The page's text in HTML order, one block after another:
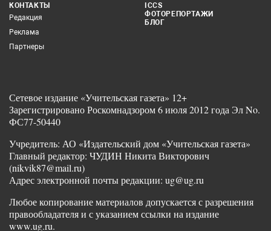
КОНТАКТЫ
Редакция
Реклама
Партнеры
ICCS
ФОТОРЕПОРТАЖИ
БЛОГ
Сетевое издание «Учительская газета» 12+
Зарегистрировано Роскомнадзором 6 июля 2012 года Эл No.
ФС77-50440
Учредитель: АО «Издательский дом «Учительская газета»
Главный редактор: ЧУДИН Никита Викторович
(nikvik87@mail.ru)
Адрес электронной почты редакции: ug@ug.ru
Любое копирование материалов допускается с разрешения
правообладателя и с указанием ссылки на издание
www.ug.ru.